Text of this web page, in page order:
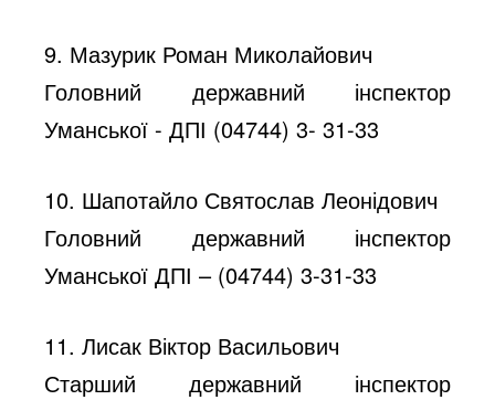
9. Мазурик Роман Миколайович
Головний державний інспектор
Уманської - ДПІ (04744) 3- 31-33
10. Шапотайло Святослав Леонідович
Головний державний інспектор
Уманської ДПІ – (04744) 3-31-33
11. Лисак Віктор Васильович
Старший державний інспектор